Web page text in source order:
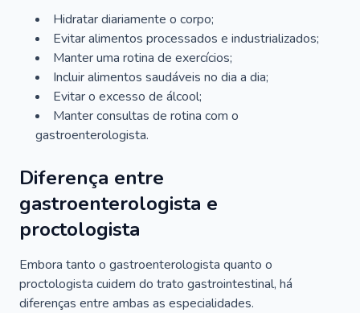
Hidratar diariamente o corpo;
Evitar alimentos processados e industrializados;
Manter uma rotina de exercícios;
Incluir alimentos saudáveis no dia a dia;
Evitar o excesso de álcool;
Manter consultas de rotina com o
gastroenterologista.
Diferença entre
gastroenterologista e
proctologista
Embora tanto o gastroenterologista quanto o
proctologista cuidem do trato gastrointestinal, há
diferenças entre ambas as especialidades.